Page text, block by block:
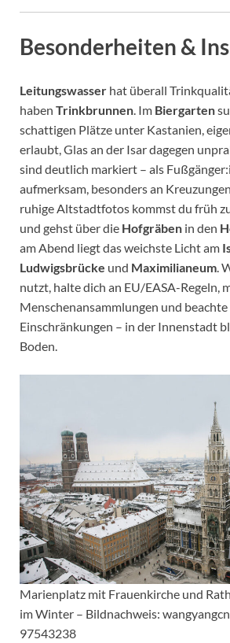
Besonderheiten &
Leitungswasser hat überall
haben Trinkbrunnen. Im Biergarten
schattigen Plätze unter Kastanien,
erlaubt, Glas an der Isar dagegen
sind deutlich markiert – als
aufmerksam, besonders an
ruhige Altstadtfotos kommst du früh
und gehst über die Hofgräben in den
am Abend liegt das weichste Licht am
Ludwigsbrücke und Maximilianeum.
nutzt, halte dich an EU/EASA-Regeln,
Menschenansammlungen und
Einschränkungen – in der Innenstadt
Boden.
Marienplatz mit Frauenkirche und
im Winter – Bildnachweis:
97543238